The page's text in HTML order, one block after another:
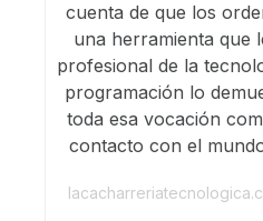
cuenta de que los
una herramienta que
profesional de la
programación lo
toda esa vocación
contacto con el